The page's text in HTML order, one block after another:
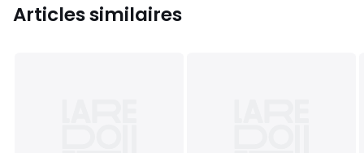
Articles similaires